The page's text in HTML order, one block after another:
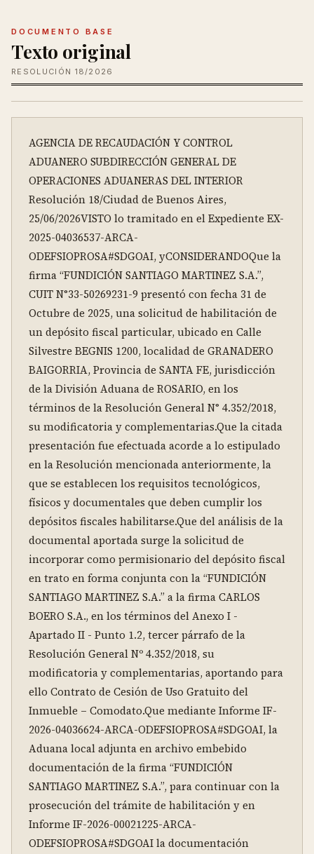
DOCUMENTO BASE
Texto original
RESOLUCIÓN 18/2026
AGENCIA DE RECAUDACIÓN Y CONTROL
ADUANERO SUBDIRECCIÓN GENERAL DE
OPERACIONES ADUANERAS DEL INTERIOR
Resolución 18/Ciudad de Buenos Aires,
25/06/2026VISTO lo tramitado en el Expediente EX-
2025-04036537-ARCA-
ODEFSIOPROSA#SDGOAI, yCONSIDERANDOQue la
firma “FUNDICIÓN SANTIAGO MARTINEZ S.A.”,
CUIT N°33-50269231-9 presentó con fecha 31 de
Octubre de 2025, una solicitud de habilitación de
un depósito fiscal particular, ubicado en Calle
Silvestre BEGNIS 1200, localidad de GRANADERO
BAIGORRIA, Provincia de SANTA FE, jurisdicción
de la División Aduana de ROSARIO, en los
términos de la Resolución General N° 4.352/2018,
su modificatoria y complementarias.Que la citada
presentación fue efectuada acorde a lo estipulado
en la Resolución mencionada anteriormente, la
que se establecen los requisitos tecnológicos,
físicos y documentales que deben cumplir los
depósitos fiscales habilitarse.Que del análisis de la
documental aportada surge la solicitud de
incorporar como permisionario del depósito fiscal
en trato en forma conjunta con la “FUNDICIÓN
SANTIAGO MARTINEZ S.A.” a la firma CARLOS
BOERO S.A., en los términos del Anexo I -
Apartado II - Punto 1.2, tercer párrafo de la
Resolución General Nº 4.352/2018, su
modificatoria y complementarias, aportando para
ello Contrato de Cesión de Uso Gratuito del
Inmueble – Comodato.Que mediante Informe IF-
2026-04036624-ARCA-ODEFSIOPROSA#SDGOAI, la
Aduana local adjunta en archivo embebido
documentación de la firma “FUNDICIÓN
SANTIAGO MARTINEZ S.A.”, para continuar con la
prosecución del trámite de habilitación y en
Informe IF-2026-00021225-ARCA-
ODEFSIOPROSA#SDGOAI la documentación